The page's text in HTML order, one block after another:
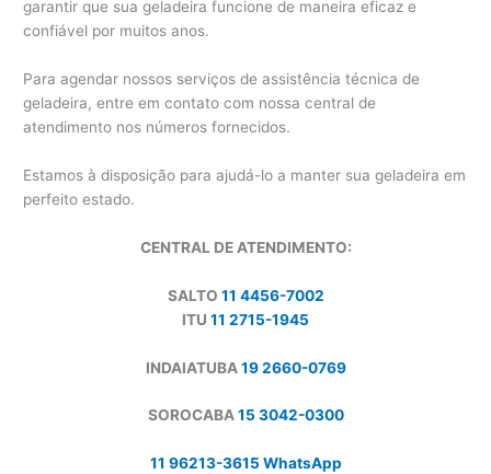
garantir que sua geladeira funcione de maneira eficaz e
confiável por muitos anos.
Para agendar nossos serviços de assistência técnica de
geladeira, entre em contato com nossa central de
atendimento nos números fornecidos.
Estamos à disposição para ajudá-lo a manter sua geladeira em
perfeito estado.
CENTRAL DE ATENDIMENTO:
SALTO 11 4456-7002
ITU 11 2715-1945
INDAIATUBA19 2660-0769
SOROCABA15 3042-0300
11 96213-3615 WhatsApp